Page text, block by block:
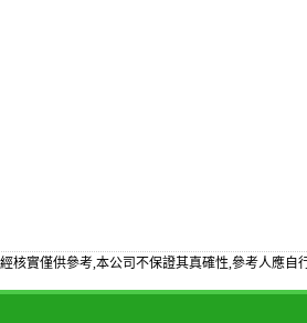
核實僅供參考,本公司不保證其真確性,參考人應自